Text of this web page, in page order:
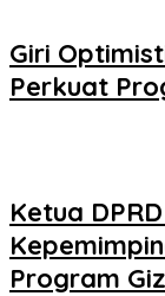
Giri
Perkuat
Ketua
Program